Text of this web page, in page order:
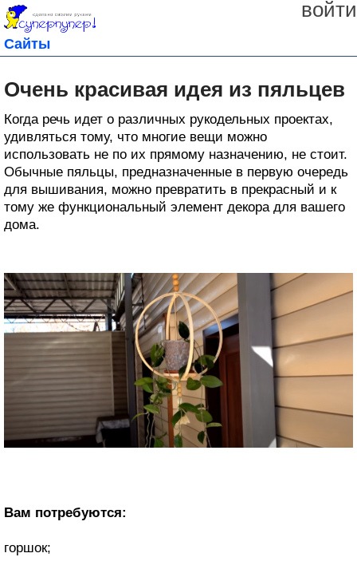
войти
Сайты
Очень красивая идея из пяльцев
Когда речь идет о различных рукодельных проектах,
удивляться тому, что многие вещи можно
использовать не по их прямому назначению, не стоит.
Обычные пяльцы, предназначенные в первую очередь
для вышивания, можно превратить в прекрасный и к
тому же функциональный элемент декора для вашего
дома.
Вам потребуются:
горшок;